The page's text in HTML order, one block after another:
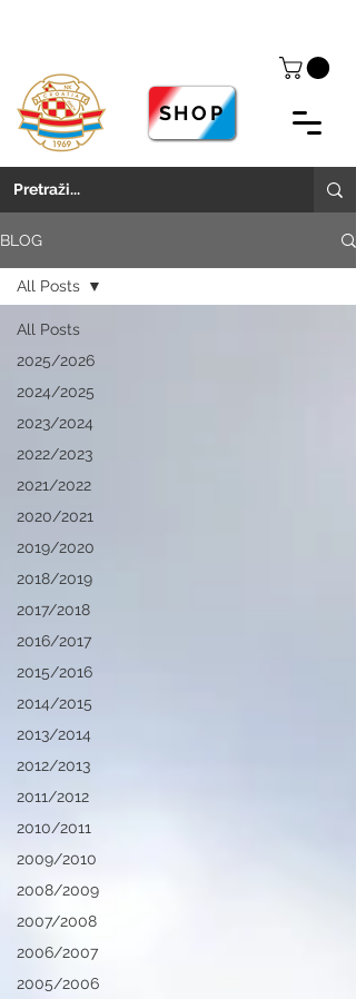
SHOP
BLOG
All Posts
2025/2026
2024/2025
2023/2024
2022/2023
2021/2022
2020/2021
2019/2020
2018/2019
2017/2018
2016/2017
2015/2016
2014/2015
2013/2014
2012/2013
2011/2012
2010/2011
2009/2010
2008/2009
2007/2008
2006/2007
2005/2006
All Posts